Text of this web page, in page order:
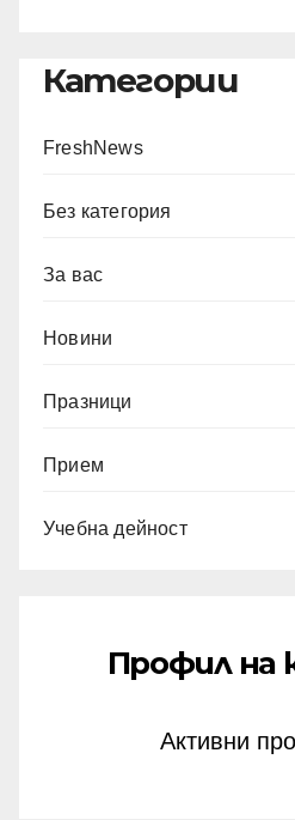
Категории
FreshNews
Без категория
За вас
Новини
Празници
Прием
Учебна дейност
Профил на
Активни